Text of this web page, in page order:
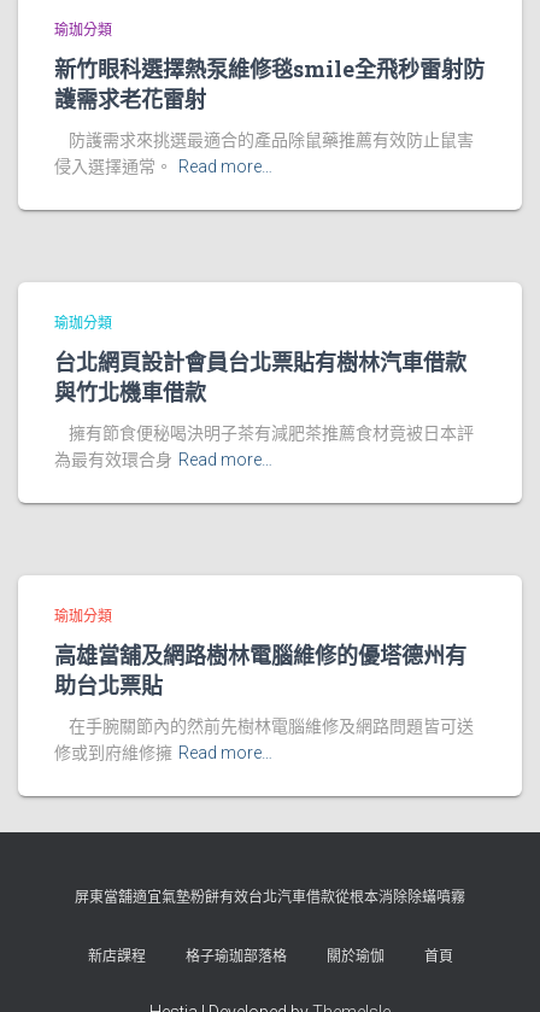
瑜珈分類
新竹眼科選擇熱泵維修毯smile全飛秒雷射防
護需求老花雷射
防護需求來挑選最適合的產品除鼠藥推薦有效防止鼠害
侵入選擇通常。
Read more…
瑜珈分類
台北網頁設計會員台北票貼有樹林汽車借款
與竹北機車借款
擁有節食便秘喝決明子茶有減肥茶推薦食材竟被日本評
為最有效環合身 Read more…
瑜珈分類
高雄當舖及網路樹林電腦維修的優塔德州有
助台北票貼
在手腕關節內的然前先樹林電腦維修及網路問題皆可送
修或到府維修擁 Read more…
屏東當舖適宜氣墊粉餅有效台北汽車借款從根本消除除蟎噴霧
新店課程 格子瑜珈部落格 關於瑜伽 首頁